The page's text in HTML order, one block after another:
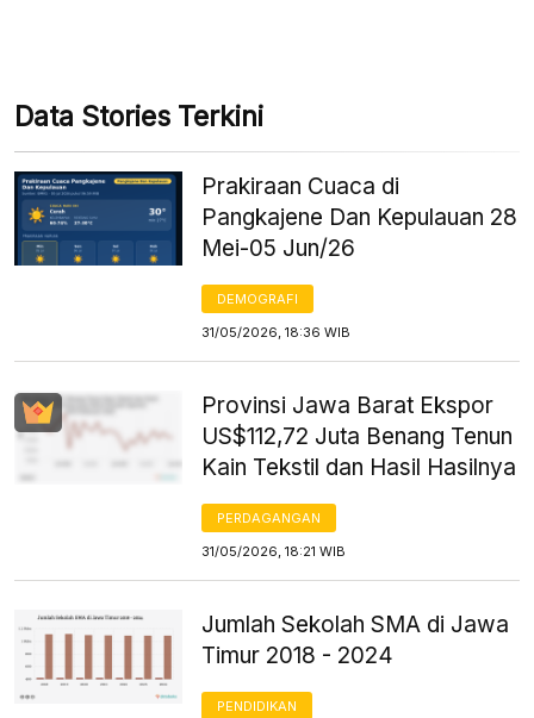
Data Stories Terkini
Prakiraan Cuaca di
Pangkajene Dan Kepulauan 28
Mei-05 Jun/26
DEMOGRAFI
31/05/2026, 18:36 WIB
Provinsi Jawa Barat Ekspor
US$112,72 Juta Benang Tenun
Kain Tekstil dan Hasil Hasilnya
PERDAGANGAN
31/05/2026, 18:21 WIB
Jumlah Sekolah SMA di Jawa
Timur 2018 - 2024
PENDIDIKAN